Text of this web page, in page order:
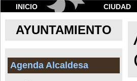
INICIO CIUDAD
AYUNTAMIENTO
Agenda Alcaldesa